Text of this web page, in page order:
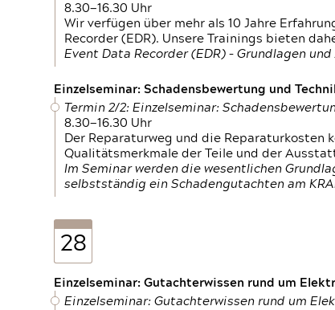
8.30—16.30 Uhr
Wir verfügen über mehr als 10 Jahre
Recorder (EDR). Unsere Trainings bieten
Event Data Recorder (EDR) – Grundlagen
Einzelseminar: Schadensbewertung und
Termin 2/2: Einzelseminar:
8.30—16.30 Uhr
Der Reparaturweg und die Reparaturkosten
Qualitätsmerkmale der Teile und der
Im Seminar werden die wesentlichen
selbstständig ein Schadengutachten am
28
Einzelseminar: Gutachterwissen rund um
Einzelseminar: Gutachterwissen rund um